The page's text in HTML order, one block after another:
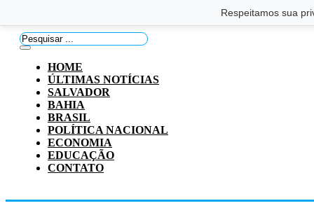
Respeitamos sua
Pesquisar
...
HOME
ÚLTIMAS NOTÍCIAS
SALVADOR
BAHIA
BRASIL
POLÍTICA NACIONAL
ECONOMIA
EDUCAÇÃO
CONTATO